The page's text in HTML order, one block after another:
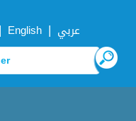
| English | عربي